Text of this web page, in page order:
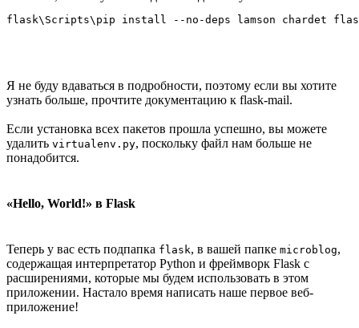
Я не буду вдаваться в подробности, поэтому если вы хотите
узнать больше, прочтите документацию к flask-mail.
Если установка всех пакетов прошла успешно, вы можете
удалить virtualenv.py, поскольку файл нам больше не
понадобится.
«Hello, World!» в Flask
Теперь у вас есть подпапка flask, в вашей папке microblog,
содержащая интерпретатор Python и фреймворк Flask с
расширениями, которые мы будем использовать в этом
приложении. Настало время написать наше первое веб-
приложение!